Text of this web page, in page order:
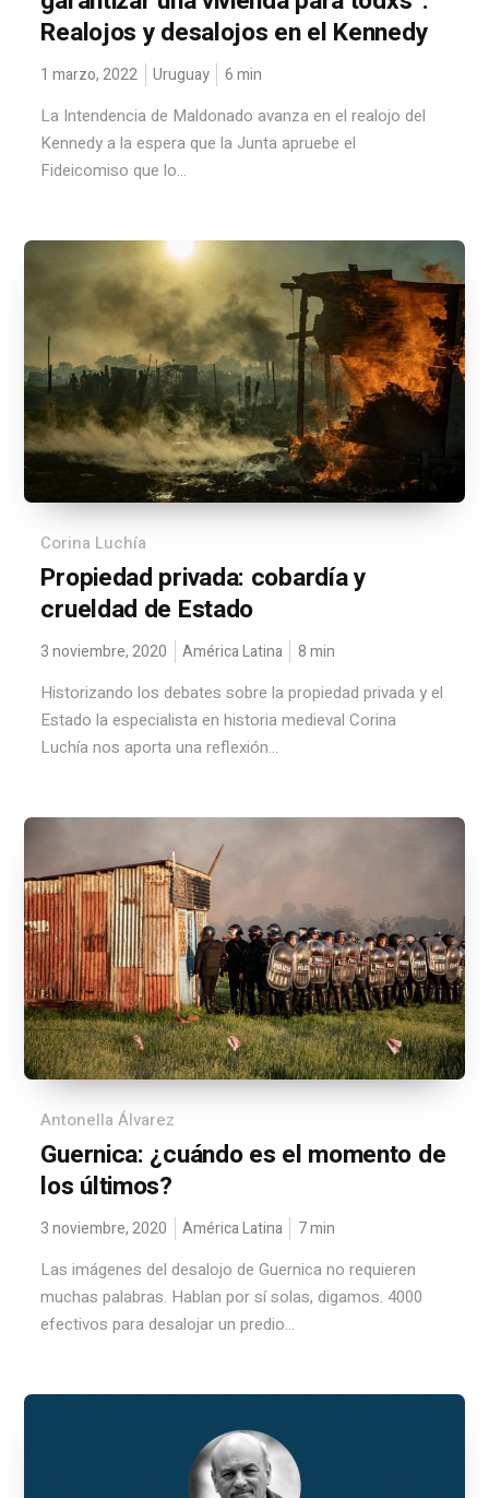
Realojos y desalojos en el Kennedy
1 marzo, 2022 Uruguay 6 min
La Intendencia de Maldonado avanza en el realojo del
Kennedy a la espera que la Junta apruebe el
Fideicomiso que lo...
Corina Luchía
Propiedad privada: cobardía y
crueldad de Estado
3 noviembre, 2020 América Latina 8 min
Historizando los debates sobre la propiedad privada y el
Estado la especialista en historia medieval Corina
Luchía nos aporta una reflexión...
Antonella Álvarez
Guernica: ¿cuándo es el momento de
los últimos?
3 noviembre, 2020 América Latina 7min
Las imágenes del desalojo de Guernica no requieren
muchas palabras. Hablan por sí solas, digamos. 4000
efectivos para desalojar un predio...